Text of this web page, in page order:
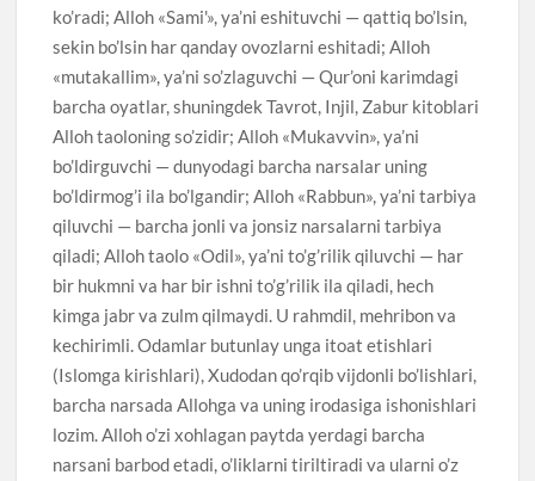
ko’radi; Alloh «Sami'», ya’ni eshituvchi — qattiq bo’lsin,
sekin bo’lsin har qanday ovozlarni eshitadi; Alloh
«mutakallim», ya’ni so’zlaguvchi — Qur’oni karimdagi
barcha oyatlar, shuningdek Tavrot, Injil, Zabur kitoblari
Alloh taoloning so’zidir; Alloh «Mukavvin», ya’ni
bo’ldirguvchi — dunyodagi barcha narsalar uning
bo’ldirmog’i ila bo’lgandir; Alloh «Rabbun», ya’ni tarbiya
qiluvchi — barcha jonli va jonsiz narsalarni tarbiya
qiladi; Alloh taolo «Odil», ya’ni to’g’rilik qiluvchi — har
bir hukmni va har bir ishni to’g’rilik ila qiladi, hech
kimga jabr va zulm qilmaydi. U rahmdil, mehribon va
kechirimli. Odamlar butunlay unga itoat etishlari
(Islomga kirishlari), Xudodan qo’rqib vijdonli bo’lishlari,
barcha narsada Allohga va uning irodasiga ishonishlari
lozim. Alloh o’zi xohlagan paytda yerdagi barcha
narsani barbod etadi, o’liklarni tiriltiradi va ularni o’z